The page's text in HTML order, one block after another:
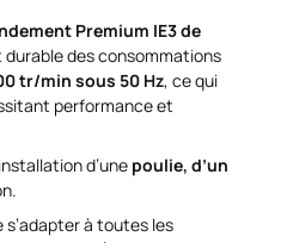
Premium IE3 de
des consommations
tr/min sous 50 Hz, ce qui
performance et
d’une poulie, d’un
à toutes les